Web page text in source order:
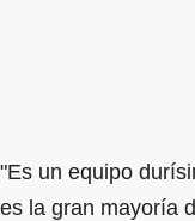
"Es un equipo
es la gran mayoría